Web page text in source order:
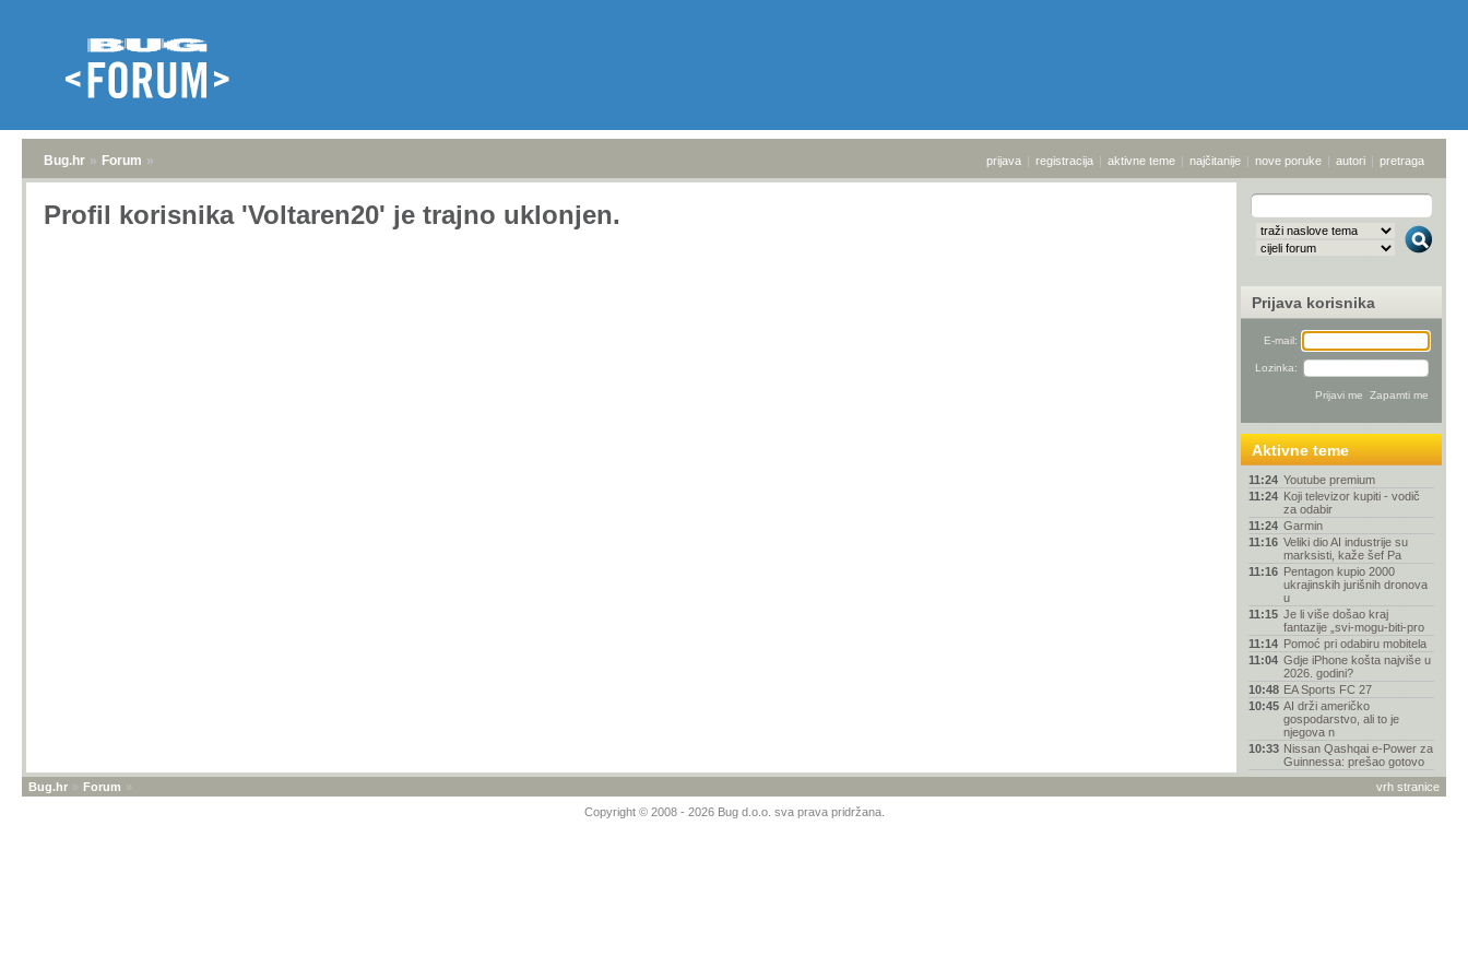
Bug.hr » Forum » prijava | registracija | aktivne teme | najčitanije | nove poruke | autori | pretraga
Profil korisnika 'Voltaren20' je trajno uklonjen.
Prijava korisnika
E-mail:
Lozinka:
Aktivne teme
11:24 Youtube premium
11:24 Koji televizor kupiti - vodič
za odabir
11:24 Garmin
11:16 Veliki dio AI industrije su
marksisti, kaže šef Pa
11:16 Pentagon kupio 2000
ukrajinskih jurišnih dronova
u
11:15 Je li više došao kraj
fantazije „svi-mogu-biti-pro
11:14 Pomoć pri odabiru mobitela
11:04 Gdje iPhone košta najviše u
2026. godini?
10:48 EA Sports FC 27
10:45 AI drži američko
gospodarstvo, ali to je
njegova n
10:33 Nissan Qashqai e-Power za
Guinnessa: prešao gotovo
10:20 Zašto je Nolanov Odisej
drugačiji od svih dosadašn
vrh stranice
Bug.hr » Forum »
Copyright © 2008 - 2026 Bug d.o.o. sva prava pridržana.